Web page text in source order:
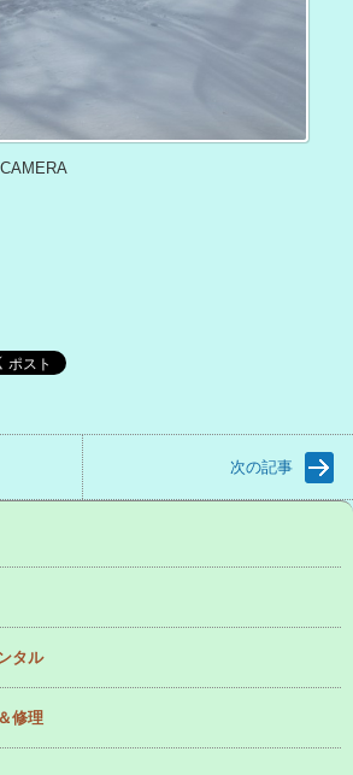
次の記事
タル
修理